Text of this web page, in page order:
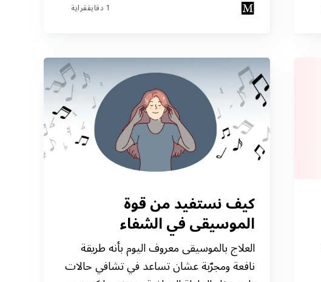
1 دقايققراية
كيف نستفيد من قوة
الموسيقى في الشفاء
العلاج بالموسيقى معروف اليوم بأنه طريقة
نافعة ومجرّبة عشان تساعد في تشافي حالات